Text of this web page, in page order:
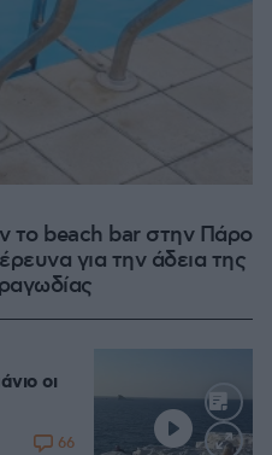
το beach bar στην Πάρο
για την άδεια της
οι
66